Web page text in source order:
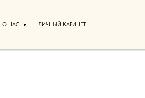
О НАС ЛИЧНЫЙ КАБИНЕТ